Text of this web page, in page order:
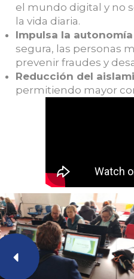
el mundo digital y no
la vida diaria.
Impulsa la
segura, las personas
prevenir fraudes y
Reducción del
permitiendo mayor